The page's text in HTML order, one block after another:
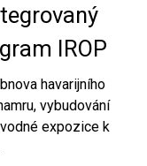
IROP
havarijního
vybudování
expozice k